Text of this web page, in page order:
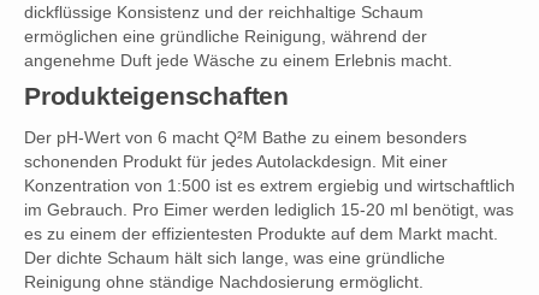
dickflüssige Konsistenz und der reichhaltige Schaum
ermöglichen eine gründliche Reinigung, während der
angenehme Duft jede Wäsche zu einem Erlebnis macht.
Produkteigenschaften
Der pH-Wert von 6 macht Q²M Bathe zu einem besonders
schonenden Produkt für jedes Autolackdesign. Mit einer
Konzentration von 1:500 ist es extrem ergiebig und wirtschaftlich
im Gebrauch. Pro Eimer werden lediglich 15-20 ml benötigt, was
es zu einem der effizientesten Produkte auf dem Markt macht.
Der dichte Schaum hält sich lange, was eine gründliche
Reinigung ohne ständige Nachdosierung ermöglicht.